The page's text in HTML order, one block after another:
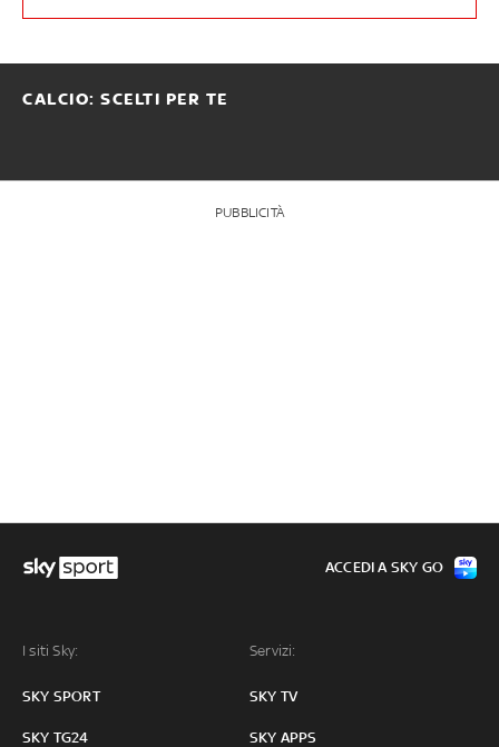
CALCIO: SCELTI PER TE
PUBBLICITÀ
I siti Sky:
SKY SPORT
SKY TG24
Servizi:
SKY TV
SKY APPS
ACCEDI A SKY GO